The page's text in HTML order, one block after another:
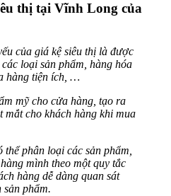
thị tại Vĩnh Long của
của giá kệ siêu thị là được
loại sản phẩm, hàng hóa
hàng tiện ích, …
mỹ cho cửa hàng, tạo ra
mắt cho khách hàng khi mua
phân loại các sản phẩm,
mình theo một quy tắc
hàng dễ dàng quan sát
phẩm.